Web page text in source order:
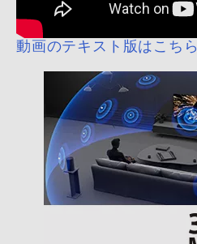
動画のテキスト版はこちら